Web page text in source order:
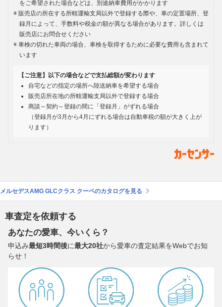
をご希望された場合などは、別途納車費用がかかります
販売店の所在する所轄運輸支局以外で登録する際や、車の定置場所、登
録月によって、手数料や税金の額が異なる場合があります。詳しくは
販売店にお問合せください
車検の切れた車両の場合、車検を取得するために必要な費用も含まれて
います
【ご注意】以下の場合などで支払総額が変わります
自宅などの指定の場所へ陸送納車を希望する場合
販売店所在地の所轄運輸支局以外で登録する場合
商談～契約～登録の間に「登録月」がずれる場合
（登録月が3月から4月にずれる場合は自動車税の額が大きく上が
ります）
メルセデスAMG GLCクラス クーペのカタログを見る
車査定を依頼する
あなたの愛車、今いくら？
申込み最短3時間後に最大20社から愛車の査定結果をWebでお知
らせ！